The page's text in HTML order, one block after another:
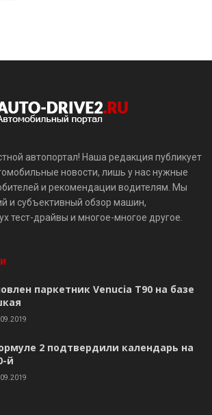
автопортал! Наша редакция публикует
новости, лишь у нас нужные
и рекомендации водителям. Мы
и субъективный обзор машин,
тест-драйвы и многое-многое другое.
паркетник Venucia T90 на базе
2 подтвердили календарь на
й